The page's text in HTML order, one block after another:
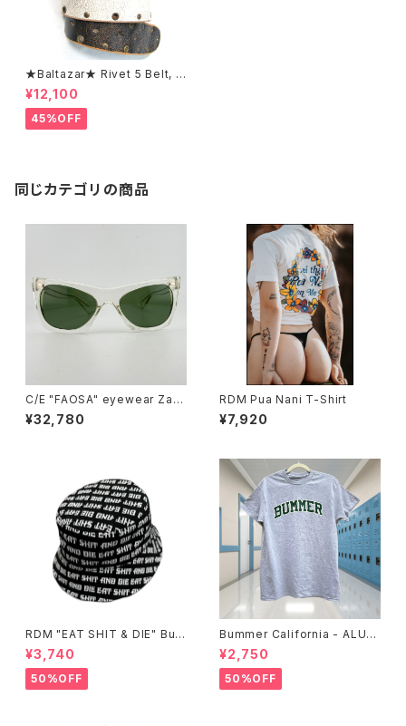
★Baltazar★ Rivet 5 Belt, #
RV5B11/blkwht
¥12,100
45%OFF
同じカテゴリの商品
C/E "FAOSA" eyewear Zafir
o sunglasses, Crystal
¥32,780
RDM Pua Nani T-Shirt
¥7,920
RDM "EAT SHIT & DIE" Buc
ket Hat
¥3,740
50%OFF
Bummer California - ALUM
T-SHIRT,grey
¥2,750
50%OFF